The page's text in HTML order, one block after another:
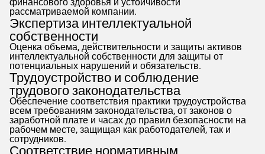
рассматриваемой компании.
Экспертиза интеллектуальной
собственности
Оценка объема, действительности и защиты активов
интеллектуальной собственности для защиты от
потенциальных нарушений и обязательств.
Трудоустройство и соблюдение
трудового законодательства
Обеспечение соответствия практики трудоустройства
всем требованиям законодательства, от законов о
заработной плате и часах до правил безопасности на
рабочем месте, защищая как работодателей, так и
сотрудников.
Соответствие нормативным